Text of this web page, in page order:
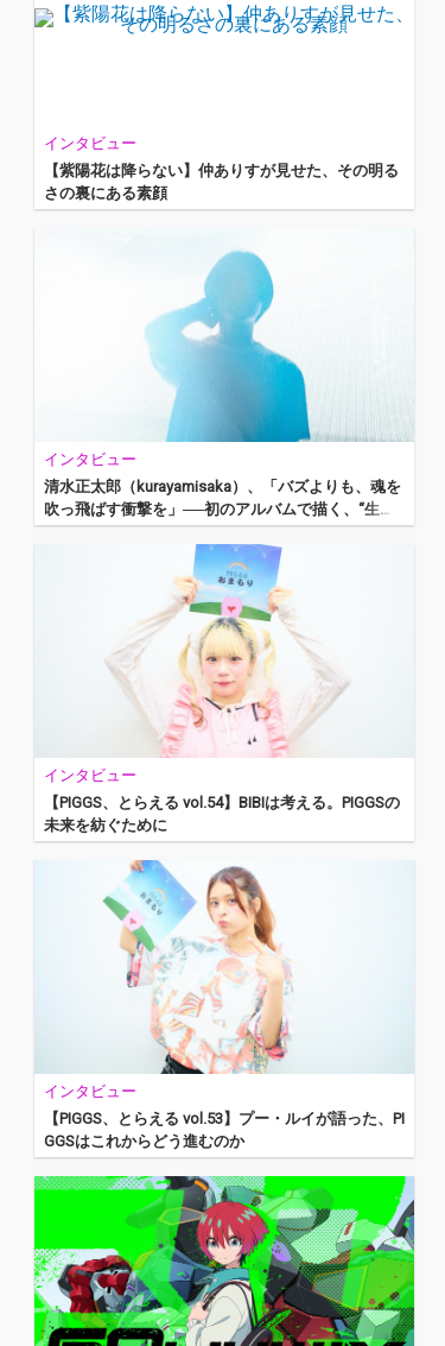
インタビュー
【紫陽花は降らない】仲ありすが見せた、その明る
さの裏にある素顔
インタビュー
清水正太郎（kurayamisaka）、「バズよりも、魂を
吹っ飛ばす衝撃を」──初のアルバムで描く、“生き
て命燃え尽きるまで”の群像劇
インタビュー
【PIGGS、とらえる vol.54】BIBIは考える。PIGGSの
未来を紡ぐために
インタビュー
【PIGGS、とらえる vol.53】プー・ルイが語った、PI
GGSはこれからどう進むのか